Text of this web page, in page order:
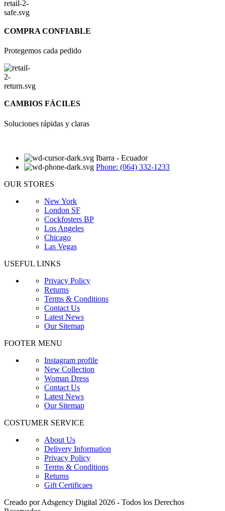
COMPRA CONFIABLE
Protegemos cada pedido
CAMBIOS FÁCILES
Soluciones rápidas y claras
Ibarra - Ecuador
Phone: (064) 332-1233
OUR STORES
New York
London SF
Cockfosters BP
Los Angeles
Chicago
Las Vegas
USEFUL LINKS
Privacy Policy
Returns
Terms & Conditions
Contact Us
Latest News
Our Sitemap
FOOTER MENU
Instagram profile
New Collection
Woman Dress
Contact Us
Latest News
Our Sitemap
COSTUMER SERVICE
About Us
Delivery Information
Privacy Policy
Terms & Conditions
Returns
Gift Certificaes
Creado por Adsgency Digital 2026 - Todos los Derechos